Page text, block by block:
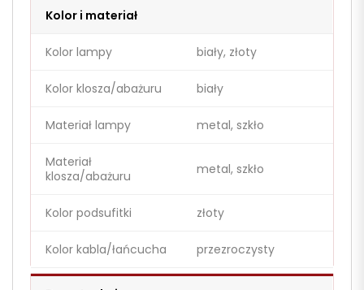
Kolor i materiał
Kolor lampy biały, złoty
Kolor klosza/abażuru biały
Materiał lampy metal, szkło
Materiał
klosza/abażuru
metal, szkło
Kolor podsufitki złoty
Kolor kabla/łańcucha przezroczysty